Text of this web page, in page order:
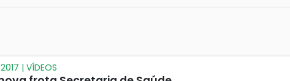
| VÍDEOS